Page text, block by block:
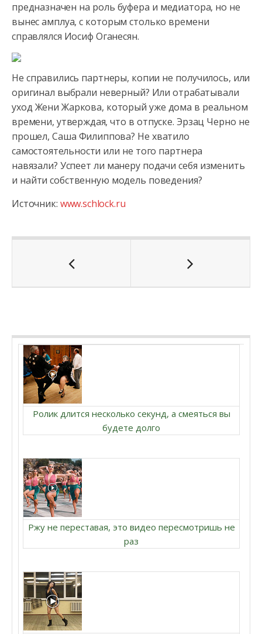
предназначен на роль буфера и медиатора, но не
вынес амплуа, с которым столько времени
справлялся Иосиф Оганесян.
Не справились партнеры, копии не получилось, или
оригинал выбрали неверный? Или отрабатывали
уход Жени Жаркова, который уже дома в реальном
времени, утверждая, что в отпуске. Эрзац Черно не
прошел, Саша Филиппова? Не хватило
самостоятельности или не того партнера
навязали? Успеет ли манеру подачи себя изменить
и найти собственную модель поведения?
Источник: www.schlock.ru
Ролик длится несколько секунд, а смеяться вы
будете долго
Ржу не переставая, это видео пересмотришь не
раз